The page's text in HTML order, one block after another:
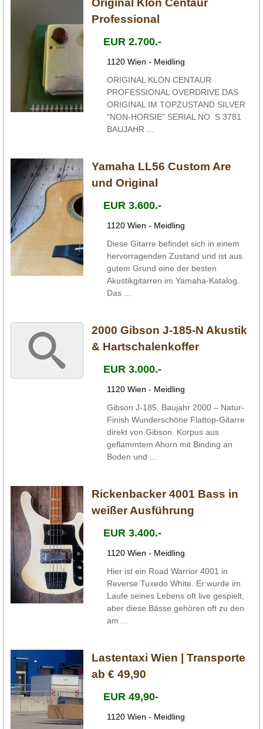
Professional
EUR 2.700.-
1120 Wien - Meidling
ORIGINAL KLON CENTAUR
PROFESSIONAL OVERDRIVE DAS
ORIGINAL IM TOPZUSTAND SILVER
"NON-HORSIE" SERIAL NO. S 3781
BAUJAHR ...
Yamaha LL56 Custom Are
und Original
EUR 3.600.-
1120 Wien - Meidling
Diese Gitarre befindet sich in einem
hervorragenden Zustand und ist aus
gutem Grund eine der besten
Akustikgitarren im Yamaha-Katalog.
Das ...
2000 Gibson J-185-N Akustik
& Hartschalenkoffer
EUR 3.000.-
1120 Wien - Meidling
Gibson J-185, Baujahr 2000 – Natur-
Finish Wunderschöne Flattop-Gitarre
direkt von Gibson. Korpus aus
geflammtem Ahorn mit Binding an
Boden und ...
Rickenbacker 4001 Bass in
weißer Ausführung
EUR 3.400.-
1120 Wien - Meidling
Hier ist ein Road Warrior 4001 in
Reverse Tuxedo White. Er wurde im
Laufe seines Lebens oft live gespielt,
aber diese Bässe gehören oft zu den
am ...
Lastentaxi Wien | Transporte
ab € 49,90
EUR 49,90-
1120 Wien - Meidling